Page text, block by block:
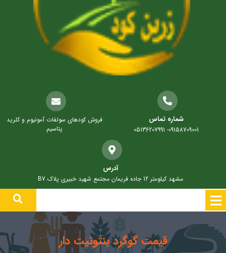
شماره تماس
09158709001- 05136207991
فروش کودهای سولفات آمونیوم و کلرید
پتاسیم
آدرس
مشهد کیلومتر 12 جاده فریمان مجتمع شهید خبیری پلاک B7
قیمت گوگرد بنتونیت دار